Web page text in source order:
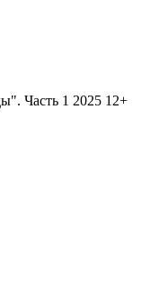
Часть 1 2025 12+